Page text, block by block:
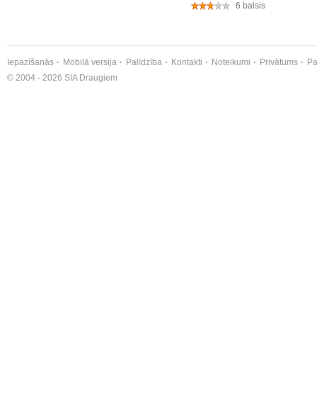
6 balsis
Iepazīšanās Mobilā versija Palīdzība Kontakti Noteikumi Privātums
© 2004 - 2026 SIA Draugiem